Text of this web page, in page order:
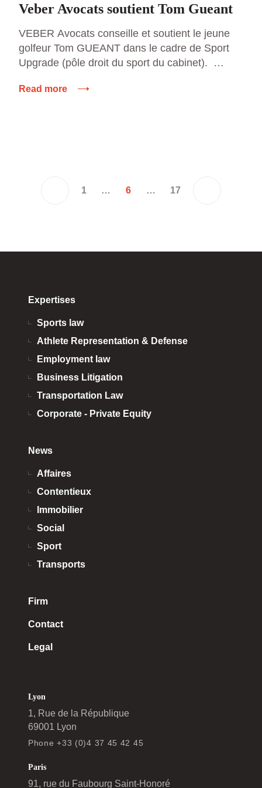
Veber Avocats soutient Tom Gueant
VEBER Avocats conseille et soutient le jeune
golfeur Tom GUEANT dans le cadre de Sport
Upgrade (pôle droit du sport du cabinet).
Le palmarès de Tom Gueant est
Read more
1 … 6 … 17
Expertises
Sports law
Athlete Representation & Defense
Employment law
Business Litigation
Transportation Law
Corporate - Private Equity
News
Affaires
Contentieux
Immobilier
Social
Sport
Transports
Firm
Contact
Legal
Lyon
1, Rue de la République
69001 Lyon
Phone +33 (0)4 37 45 42 45
Paris
91, rue du Faubourg Saint-Honoré